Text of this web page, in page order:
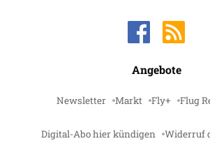
Angebote
Newsletter Markt Fly+ Flug
Digital-Abo hier kündigen Widerruf